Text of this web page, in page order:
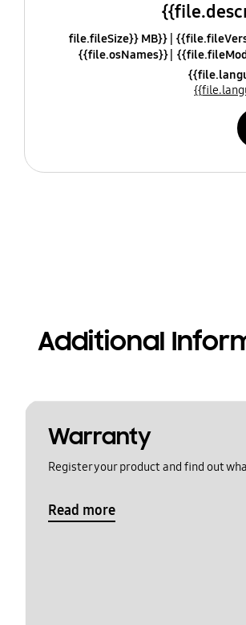
{{file.fileSize}} MB
{{file.osNames}}
Additional
Warranty
Register your product and find out
Read more